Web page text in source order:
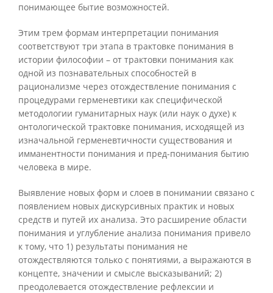
понимающее бытие возможностей.
Этим трем формам интерпретации понимания
соответствуют три этапа в трактовке понимания в
истории философии – от трактовки понимания как
одной из познавательных способностей в
рационализме через отождествление понимания с
процедурами герменевтики как специфической
методологии гуманитарных наук (или наук о духе) к
онтологической трактовке понимания, исходящей из
изначальной герменевтичности существования и
имманентности понимания и пред-понимания бытию
человека в мире.
Выявление новых форм и слоев в понимании связано с
появлением новых дискурсивных практик и новых
средств и путей их анализа. Это расширение области
понимания и углубление анализа понимания привело
к тому, что 1) результаты понимания не
отождествляются только с понятиями, а выражаются в
концепте, значении и смысле высказываний; 2)
преодолевается отождествление рефлексии и